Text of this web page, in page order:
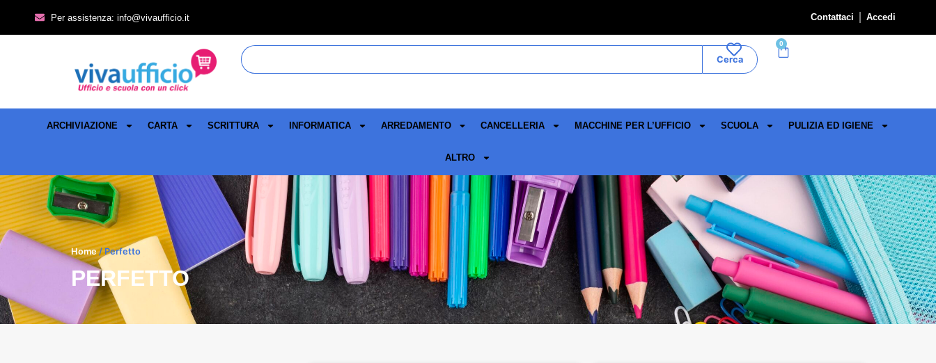
Per assistenza: info@vivaufficio.it Contattaci Accedi
Cerca
0
ARCHIVIAZIONE CARTA SCRITTURA INFORMATICA ARREDAMENTO CANCELLERIA MACCHINE PER L’UFFICIO SCUOLA PULIZIA ED IGIENE
ALTRO
Home/ Perfetto
PERFETTO